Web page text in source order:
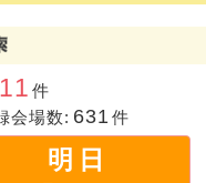
11 件
会場数: 631 件
明日